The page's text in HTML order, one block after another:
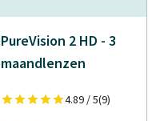
PureVision 2 HD - 3
maandlenzen
4.89 / 5(9)